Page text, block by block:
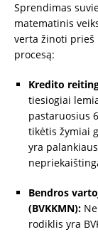
Sprendimas
matematinis
verta žinoti
procesą:
Kredito
tiesiogiai
pastaruosius
tikėtis žymiai
yra
Bendros
(BVKKMN):
rodiklis yra